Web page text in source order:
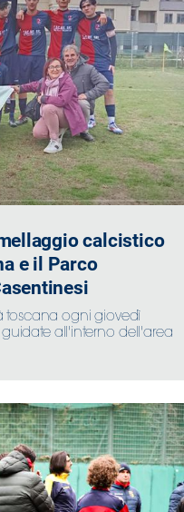
calcistico
e il Parco
toscana ogni giovedì
all'interno dell'area